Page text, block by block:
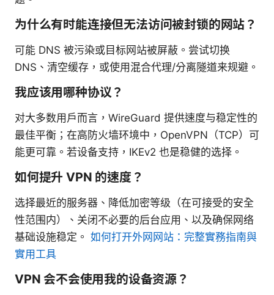
为什么有时能连接但无法访问被封锁的网站？
可能 DNS 被污染或目标网站被屏蔽。尝试切换
DNS、清空缓存，或使用混合代理/分离隧道来规避。
我应该用哪种协议？
对大多数用户而言，WireGuard 提供速度与稳定性的
最佳平衡；在高防火墙环境中，OpenVPN（TCP）可
能更可靠。若设备支持，IKEv2 也是稳健的选择。
如何提升 VPN 的速度？
选择最近的服务器、降低加密等级（在可接受的安全
性范围内）、关闭不必要的后台应用、以及确保网络
基础设施稳定。 如何打开外网网站：完整實務指南與
實用工具
VPN 会不会使用我的设备资源？